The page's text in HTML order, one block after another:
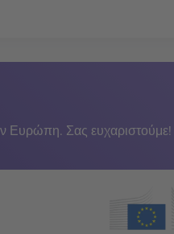
Ευρώπη. Σας ευχαριστούμε!